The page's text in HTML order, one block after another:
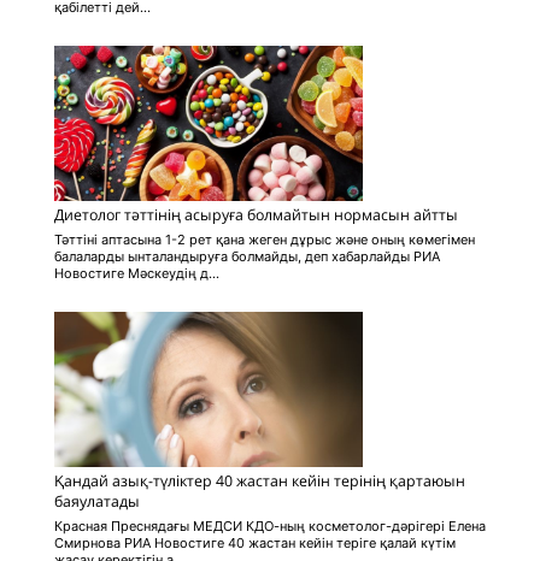
қабілетті дей...
Диетолог тәттінің асыруға болмайтын нормасын айтты
Тәттіні аптасына 1-2 рет қана жеген дұрыс және оның көмегімен
балаларды ынталандыруға болмайды, деп хабарлайды РИА
Новостиге Мәскеудің д...
Қандай азық-түліктер 40 жастан кейін терінің қартаюын
баяулатады
Красная Преснядағы МЕДСИ КДО-ның косметолог-дәрігері Елена
Смирнова РИА Новостиге 40 жастан кейін теріге қалай күтім